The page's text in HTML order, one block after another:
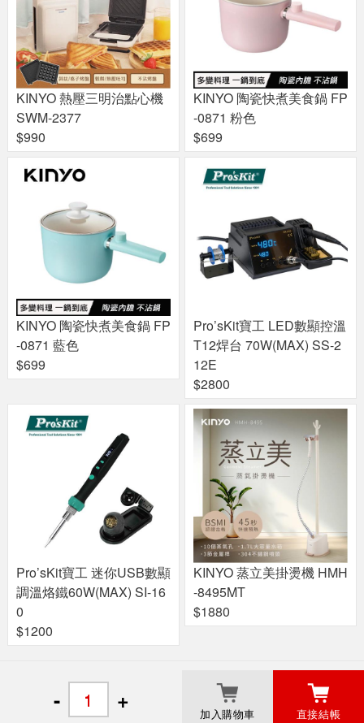
- + 加入購物車 直接結帳
KINYO 熱壓三明治點心機
SWM-2377
$990
KINYO 陶瓷快煮美食鍋 FP
-0871 粉色
$699
KINYO 陶瓷快煮美食鍋 FP
-0871 藍色
$699
Pro’sKit寶工 LED數顯控溫
T12焊台 70W(MAX) SS-2
12E
$2800
Pro’sKit寶工 迷你USB數顯
調溫烙鐵60W(MAX) SI-16
0
$1200
KINYO 蒸立美掛燙機 HMH
-8495MT
$1880
關於良興
© 2017 Liang Shing EcLife Corp.